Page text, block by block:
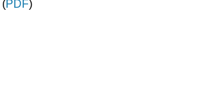
(PDF)